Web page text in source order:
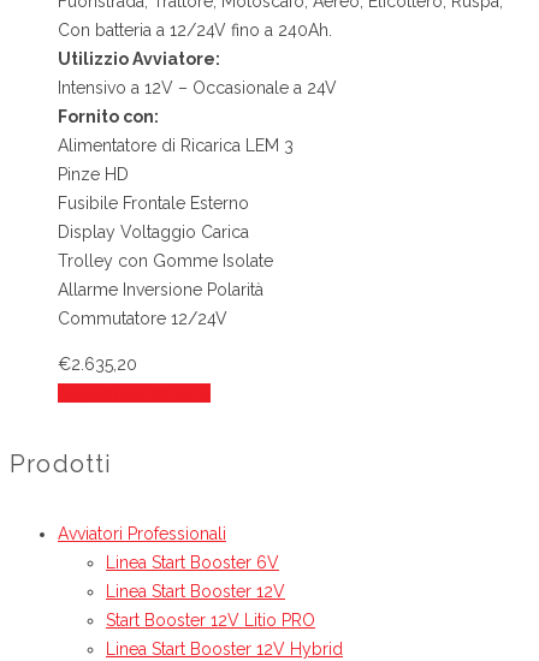
Con batteria a 12/24V fino a 240Ah.
Utilizzio Avviatore:
Intensivo a 12V – Occasionale a 24V
Fornito con:
Alimentatore di Ricarica LEM 3
Pinze HD
Fusibile Frontale Esterno
Display Voltaggio Carica
Trolley con Gomme Isolate
Allarme Inversione Polarità
Commutatore 12/24V
€2.635,20
Prodotti
Avviatori Professionali
Linea Start Booster 6V
Linea Start Booster 12V
Start Booster 12V Litio PRO
Linea Start Booster 12V Hybrid